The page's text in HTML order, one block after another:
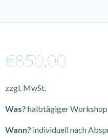
€850,00
zzgl. MwSt.
Was? halbtägiger Workshop
Wann? individuell nach